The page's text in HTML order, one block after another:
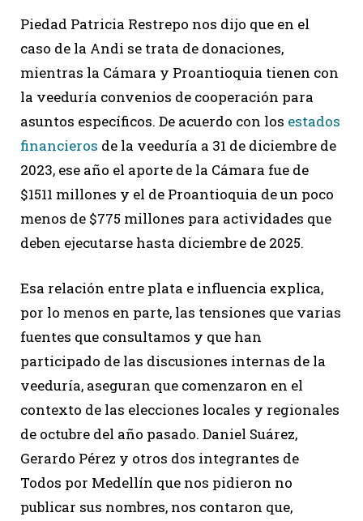
Piedad Patricia Restrepo nos dijo que en el
caso de la Andi se trata de donaciones,
mientras la Cámara y Proantioquia tienen con
la veeduría convenios de cooperación para
asuntos específicos. De acuerdo con los estados
financieros de la veeduría a 31 de diciembre de
2023, ese año el aporte de la Cámara fue de
$1511 millones y el de Proantioquia de un poco
menos de $775 millones para actividades que
deben ejecutarse hasta diciembre de 2025.
Esa relación entre plata e influencia explica,
por lo menos en parte, las tensiones que varias
fuentes que consultamos y que han
participado de las discusiones internas de la
veeduría, aseguran que comenzaron en el
contexto de las elecciones locales y regionales
de octubre del año pasado. Daniel Suárez,
Gerardo Pérez y otros dos integrantes de
Todos por Medellín que nos pidieron no
publicar sus nombres, nos contaron que,